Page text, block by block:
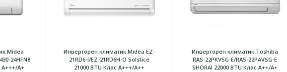
Midea
24HFN8
A+++/А+
Инверторен климатик Midea EZ-
21RD6-I/EZ-21RD6H-O Solstice
21000 BTU Клас A+++/A++
Инверторен климатик Toshiba
RAS-22PKVSG-E/RAS-22PAVSG-E
SHORAI 22000 BTU Клас A++/А+